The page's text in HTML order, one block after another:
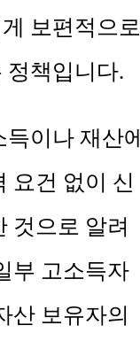
보편적으로
정책입니다.
득이나 재산에
요건 없이 신
것으로 알려
부 고소득자
산 보유자의